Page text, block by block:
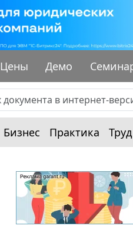
Цены Демо
Бизнес Практика Труд